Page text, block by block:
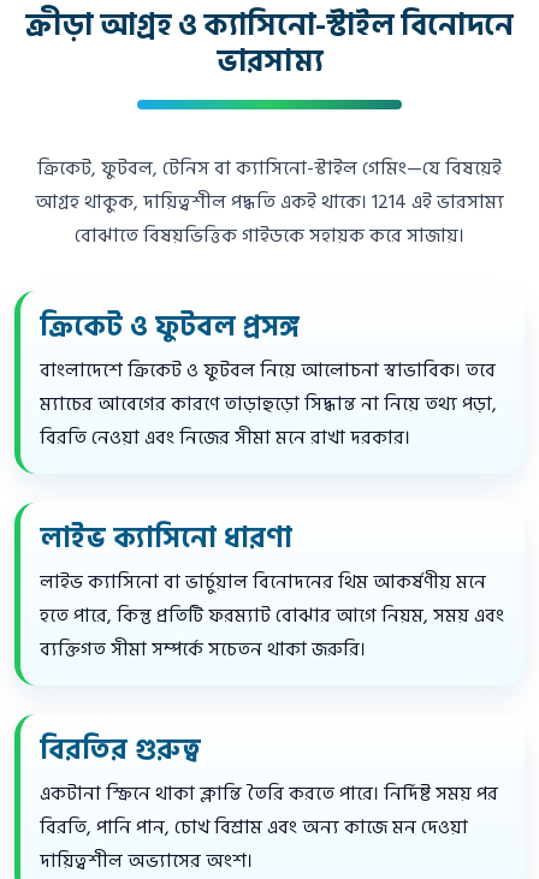
ক্রীড়া আগ্রহ ও ক্যাসিনো-স্টাইল বিনোদনে
ভারসাম্য
ক্রিকেট, ফুটবল, টেনিস বা ক্যাসিনো-স্টাইল গেমিং—যে বিষয়েই
আগ্রহ থাকুক, দায়িত্বশীল পদ্ধতি একই থাকে। 1214 এই ভারসাম্য
বোঝাতে বিষয়ভিত্তিক গাইডকে সহায়ক করে সাজায়।
ক্রিকেট ও ফুটবল প্রসঙ্গ
বাংলাদেশে ক্রিকেট ও ফুটবল নিয়ে আলোচনা স্বাভাবিক। তবে
ম্যাচের আবেগের কারণে তাড়াহুড়ো সিদ্ধান্ত না নিয়ে তথ্য পড়া,
বিরতি নেওয়া এবং নিজের সীমা মনে রাখা দরকার।
লাইভ ক্যাসিনো ধারণা
লাইভ ক্যাসিনো বা ভার্চুয়াল বিনোদনের থিম আকর্ষণীয় মনে
হতে পারে, কিন্তু প্রতিটি ফরম্যাট বোঝার আগে নিয়ম, সময় এবং
ব্যক্তিগত সীমা সম্পর্কে সচেতন থাকা জরুরি।
বিরতির গুরুত্ব
একটানা স্ক্রিনে থাকা ক্লান্তি তৈরি করতে পারে। নির্দিষ্ট সময় পর
বিরতি, পানি পান, চোখ বিশ্রাম এবং অন্য কাজে মন দেওয়া
দায়িত্বশীল অভ্যাসের অংশ।